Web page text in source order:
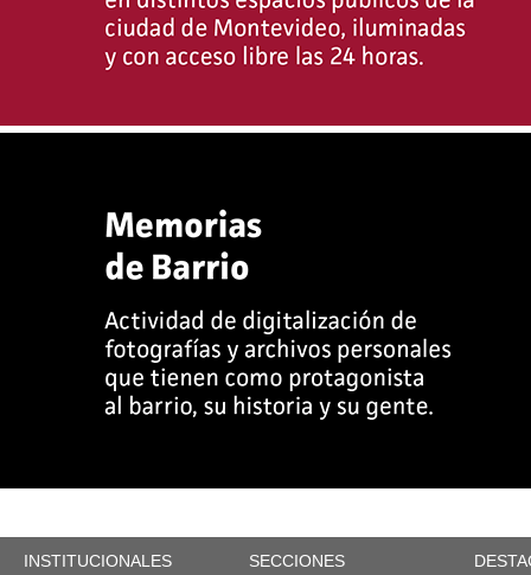
INSTITUCIONALES SECCIONES